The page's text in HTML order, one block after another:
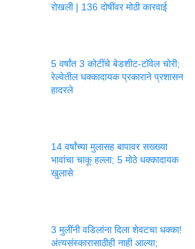
रोखली | 136 दोषींवर मोठी कारवाई
5 वर्षांत 3 कोटींचे बेडशीट-टॉवेल चोरी;
रेल्वेतील धक्कादायक प्रकाराने प्रशासन
हादरले
14 वर्षांच्या मुलासह बापावर सख्ख्या
भावांचा चाकू हल्ला; 5 मोठे धक्कादायक
खुलासे
3 मुलींनी वडिलांना दिला शेवटचा धक्का!
अंत्यसंस्कारासाठीही नाही आल्या;